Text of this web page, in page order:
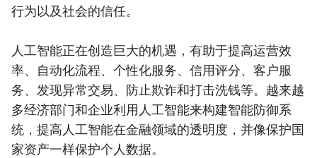
行为以及社会的信任。
人工智能正在创造巨大的机遇，有助于提高运营效
率、自动化流程、个性化服务、信用评分、客户服
务、发现异常交易、防止欺诈和打击洗钱等。越来越
多经济部门和企业利用人工智能来构建智能防御系
统，提高人工智能在金融领域的透明度，并像保护国
家资产一样保护个人数据。